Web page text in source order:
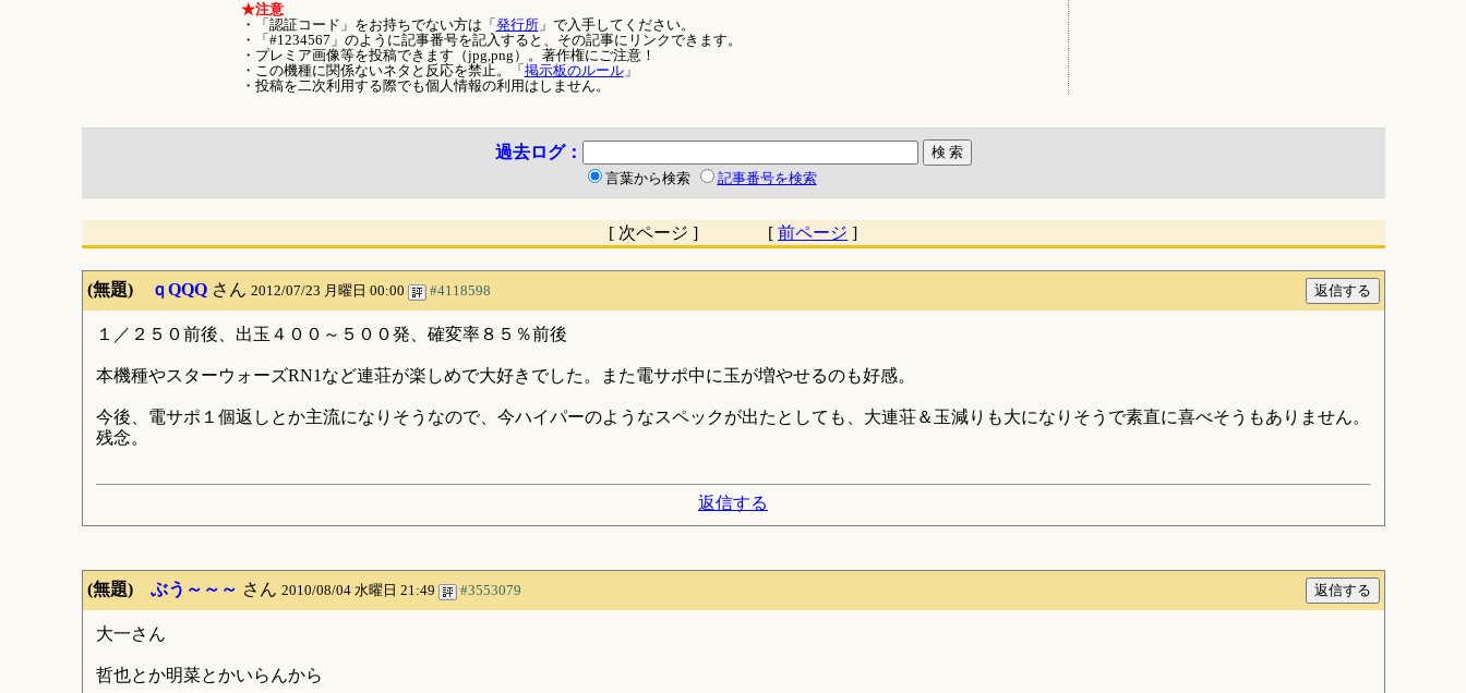
★注意
・「認証コード」をお持ちでない方は「 発行所」で入手してください。
・「#1234567」のように記事番号を記入すると、その記事にリンクできます。
・プレミア画像等を投稿できます（jpg,png）。著作権にご注意！
・この機種に関係ないネタと反応を禁止。「 掲示板のルール」
・投稿を二次利用する際でも個人情報の利用はしません。
過去ログ：
言葉から検索 記事番号を検索
[ 次ページ ] [ 前ページ ]
(無題) ｑQQQさん 2012/07/23 月曜日 00:00 #4118598
１／２５０前後、出玉４００～５００発、確変率８５％前後
本機種やスターウォーズRN1など連荘が楽しめで大好きでした。また電サポ中に玉が増やせるのも好感。
今後、電サポ１個返しとか主流になりそうなので、今ハイパーのようなスペックが出たとしても、大連荘＆玉減りも大になりそうで素直に喜べそうもありません。
残念。
返信する
(無題) ぶう～～～ さん 2010/08/04 水曜日 21:49 #3553079
大一さん
哲也とか明菜とかいらんから